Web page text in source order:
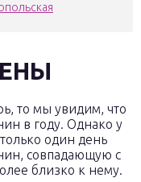
то мы увидим, что
в году. Однако у
один день
совпадающую с
близко к нему.